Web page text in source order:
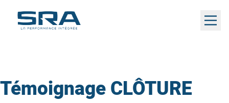
contenu
Témoignage CLÔTURE